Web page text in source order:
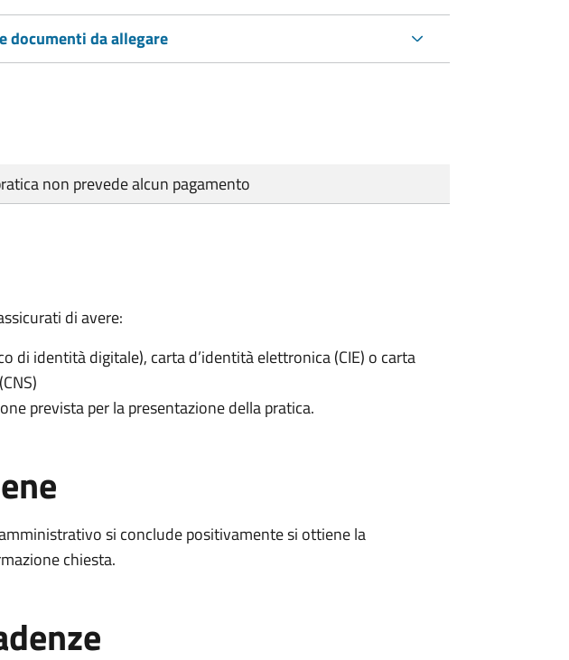
documenti da allegare
non prevede alcun pagamento
di avere:
di identità digitale), carta d’identità elettronica (CIE) o carta
prevista per la presentazione della pratica.
si conclude positivamente si ottiene la
chiesta.